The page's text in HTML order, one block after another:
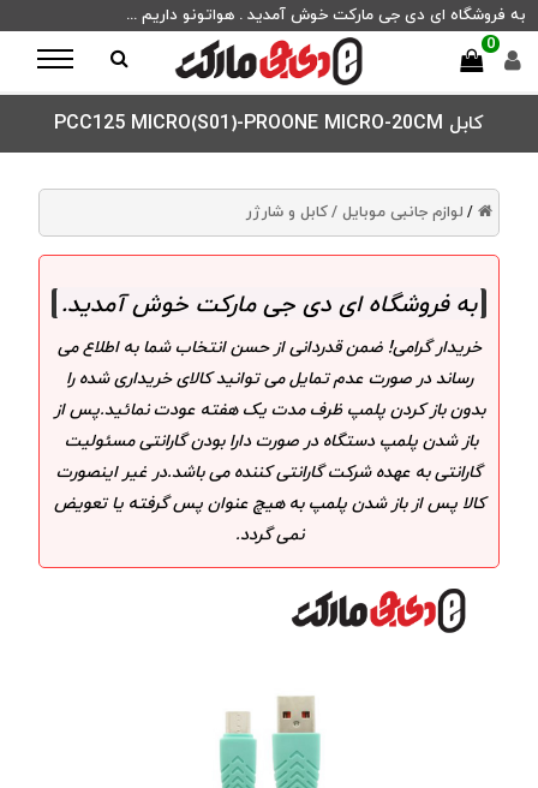
به فروشگاه ای دی جی مارکت خوش آمدید . هواتونو داریم ...
0
کابل PCC125 MICRO(S01)-PROONE MICRO-20CM
/ لوازم جانبی موبایل /کابل و شارژر
به فروشگاه ای دی جی مارکت خوش آمدید.
خریدار گرامی! ضمن قدردانی از حسن انتخاب شما به اطلاع می
رساند در صورت عدم تمایل می توانید کالای خریداری شده را
بدون باز کردن پلمپ ظرف مدت یک هفته عودت نمائید.پس از
باز شدن پلمپ دستگاه در صورت دارا بودن گارانتی مسئولیت
گارانتی به عهده شرکت گارانتی کننده می باشد.در غیر اینصورت
کالا پس از باز شدن پلمپ به هیچ عنوان پس گرفته یا تعویض
نمی گردد.